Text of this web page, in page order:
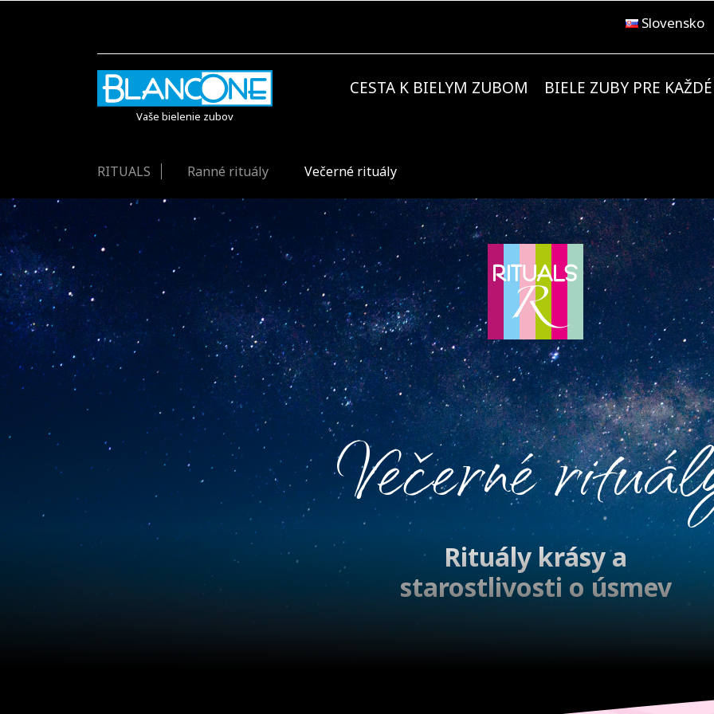
Slovensko
Vaše bielenie zubov
CESTA K BIELYM ZUBOM BIELE ZUBY PRE
RITUALS Ranné rituály Večerné rituály
Večerné
Rituály krásy a
starostlivosti o úsmev